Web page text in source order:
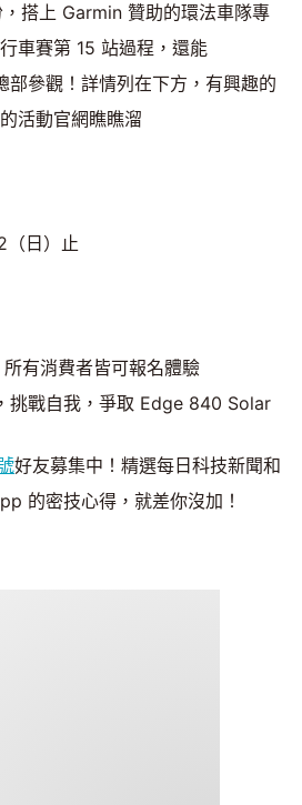
搭上 Garmin 贊助的環法車隊專
車賽第 15 站過程，還能
參觀！詳情列在下方，有興趣的
活動官網瞧瞧溜
日）止
有消費者皆可報名體驗
挑戰自我，爭取 Edge 840 Solar
好友募集中！精選每日科技新聞和
的密技心得，就差你沒加！